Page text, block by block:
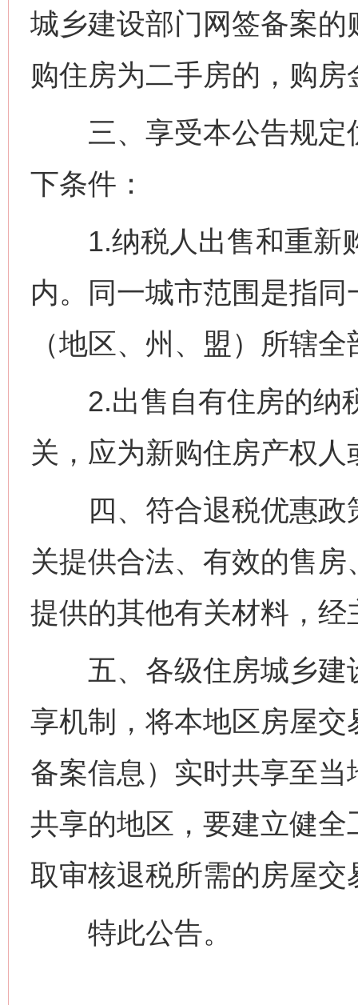
城乡建设部门网签备案
购住房为二手房的，购
三、享受本公告规定
下条件：
1.纳税人出售和重新
内。同一城市范围是指
（地区、州、盟）所辖
2.出售自有住房的纳
关，应为新购住房产权
四、符合退税优惠政
关提供合法、有效的售
提供的其他有关材料，
五、各级住房城乡建
享机制，将本地区房屋
备案信息）实时共享至
共享的地区，要建立健
取审核退税所需的房屋
特此公告。